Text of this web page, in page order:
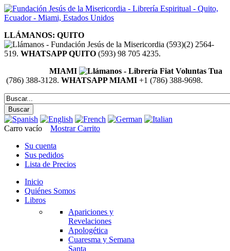
LLÁMANOS: QUITO
(593)(2) 2564-
519. WHATSAPP QUITO (593) 98 705 4235.
MIAMI
(786) 388-3128. WHATSAPP MIAMI +1 (786) 388-9698.
Carro vacío
Mostrar Carrito
Su cuenta
Sus pedidos
Lista de Precios
Inicio
Quiénes Somos
Libros
Apariciones y
Revelaciones
Apologética
Cuaresma y Semana
Santa